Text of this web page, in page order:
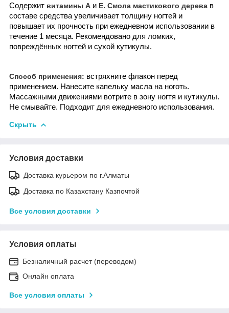
Содержит витамины А и Е. Смола мастикового дерева в
составе средства увеличивает толщину ногтей и
повышает их прочность при ежедневном использовании в
течение 1 месяца. Рекомендовано для ломких,
повреждённых ногтей и сухой кутикулы.
Способ применения: встряхните флакон перед
применением. Нанесите капельку масла на ноготь.
Массажными движениями вотрите в зону ногтя и кутикулы.
Не смывайте. Подходит для ежедневного использования.
Скрыть
Условия доставки
Доставка курьером по г.Алматы
Доставка по Казахстану Казпочтой
Все условия доставки
Условия оплаты
Безналичный расчет (переводом)
Онлайн оплата
Все условия оплаты